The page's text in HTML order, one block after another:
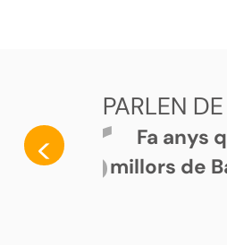
PARLEN
<
Fa anys
millors de